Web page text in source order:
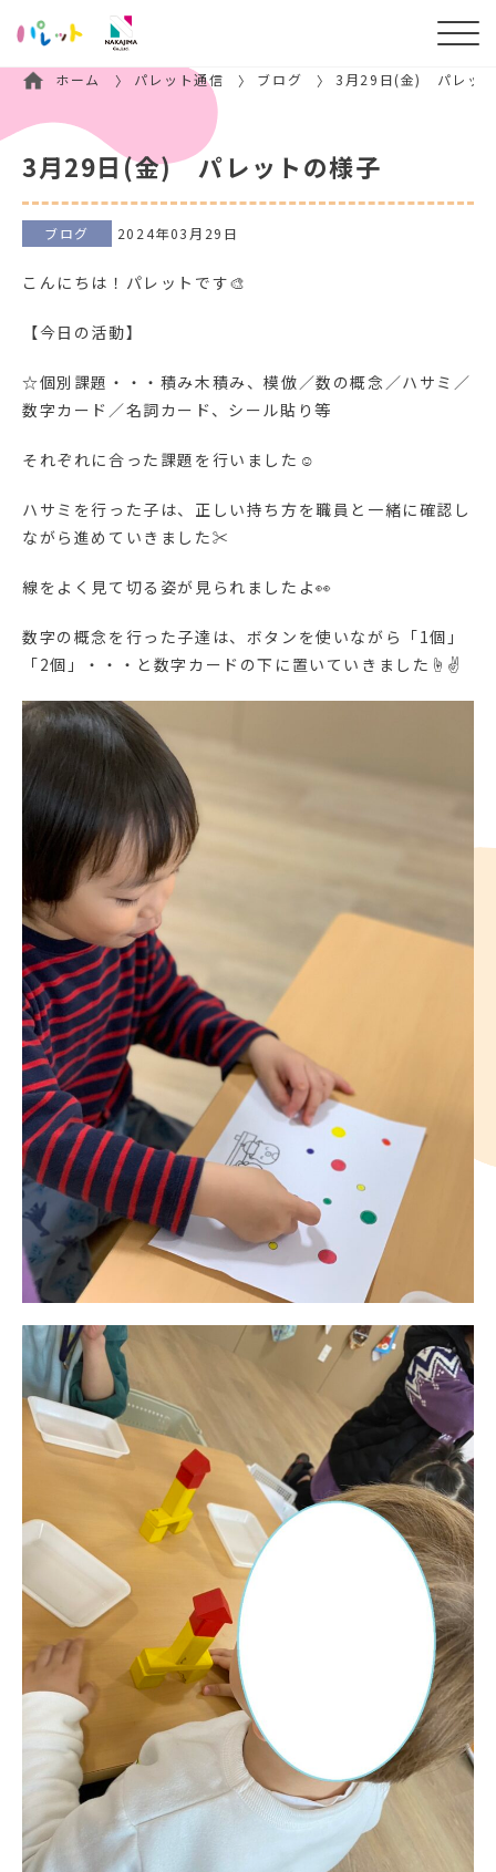
ホーム パレット通信 ブログ 3月29日(金) パレッ
3月29日(金) パレットの様子
ブログ 2024年03月29日
こんにちは！パレットです🎨
【今日の活動】
☆個別課題・・・積み木積み、模倣／数の概念／ハサミ／
数字カード／名詞カード、シール貼り等
それぞれに合った課題を行いました☺
ハサミを行った子は、正しい持ち方を職員と一緒に確認し
ながら進めていきました✂
線をよく見て切る姿が見られましたよ👀
数字の概念を行った子達は、ボタンを使いながら「1個」
「2個」・・・と数字カードの下に置いていきました☝✌